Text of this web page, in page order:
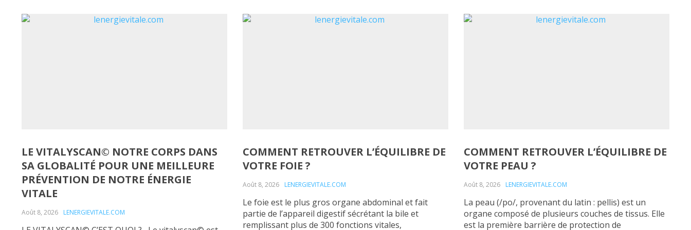
LE VITALYSCAN© NOTRE CORPS DANS
SA GLOBALITÉ POUR UNE MEILLEURE
PRÉVENTION DE NOTRE ÉNERGIE
VITALE
Août 8, 2026 LENERGIEVITALE.COM
COMMENT RETROUVER L’ÉQUILIBRE DE
VOTRE FOIE ?
Août 8, 2026 LENERGIEVITALE.COM
Le foie est le plus gros organe abdominal et fait
partie de l’appareil digestif sécrétant la bile et
remplissant plus de 300 fonctions vitales,
COMMENT RETROUVER L’ÉQUILIBRE DE
VOTRE PEAU ?
Août 8, 2026 LENERGIEVITALE.COM
La peau (/po/, provenant du latin : pellis) est un
organe composé de plusieurs couches de tissus. Elle
est la première barrière de protection de